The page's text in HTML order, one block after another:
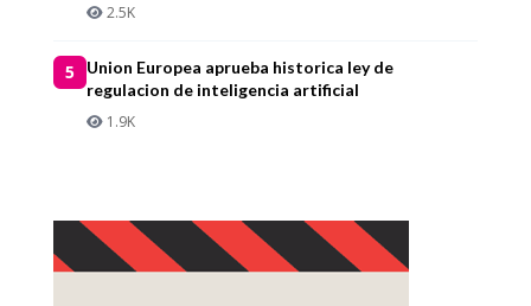
2.5K
5
Union Europea aprueba historica ley de
regulacion de inteligencia artificial
1.9K